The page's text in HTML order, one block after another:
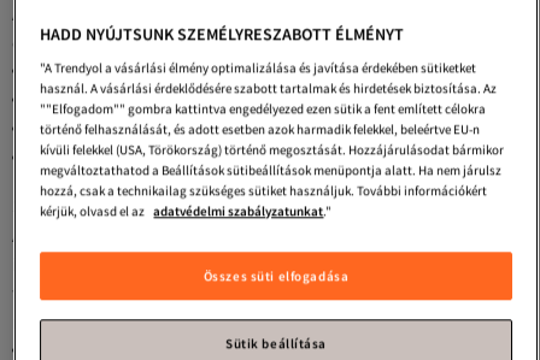
A minőségi strandruházat kiválasztásánál több szempontot
érdemes figyelembe venni:
Gyorsan száradó anyagok (poliészter, nejlon keverékek)
UV-védelemmel ellátott szövetek
Lélegző, könnyű textíliák
Tartós, színtartó anyagok
Stílusos Megjelenés a Strandon
A
illik minden alkalomhoz. A magyar strandokon és
fürdőhelyeken különösen kedvelt ez a klasszikus szín. A
modern darabok jellemzői:
Slim-fit szabás a sportos megjelenésért
HADD NYÚJTSUNK SZEMÉLYRESZABOTT ÉLMÉNYT
"A Trendyol a vásárlási élmény optimalizálása és javítása érdekében sütiketket
használ. A vásárlási érdeklődésére szabott tartalmak és hirdetések biztosítása. Az
""Elfogadom"" gombra kattintva engedélyezed ezen sütik a fent említett célokra
történő felhasználását, és adott esetben azok harmadik felekkel, beleértve EU-n
kívüli felekkel (USA, Törökország) történő megosztását. Hozzájárulásodat bármikor
megváltoztathatod a Beállítások sütibeállítások menüpontja alatt. Ha nem járulsz
hozzá, csak a technikailag szükséges sütiket használjuk. További információkért
kérjük, olvasd el az adatvédelmi szabályzatunkat."
Összes süti elfogadása
Sütik beállítása